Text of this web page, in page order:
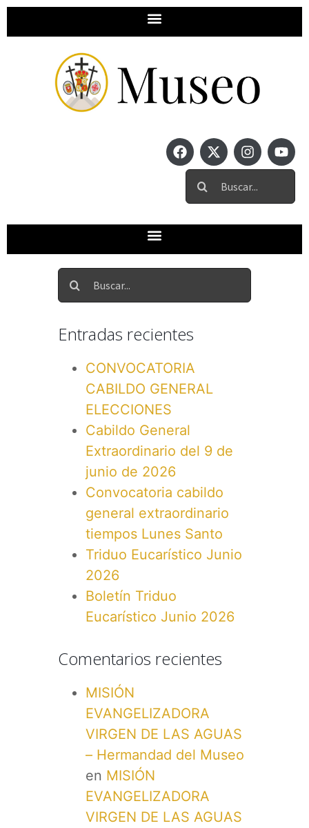
Entradas recientes
CONVOCATORIA
CABILDO GENERAL
ELECCIONES
Cabildo General
Extraordinario del 9 de
junio de 2026
Convocatoria cabildo
general extraordinario
tiempos Lunes Santo
Triduo Eucarístico Junio
2026
Boletín Triduo
Eucarístico Junio 2026
Comentarios recientes
MISIÓN
EVANGELIZADORA
VIRGEN DE LAS AGUAS
– Hermandad del Museo
en MISIÓN
EVANGELIZADORA
VIRGEN DE LAS AGUAS